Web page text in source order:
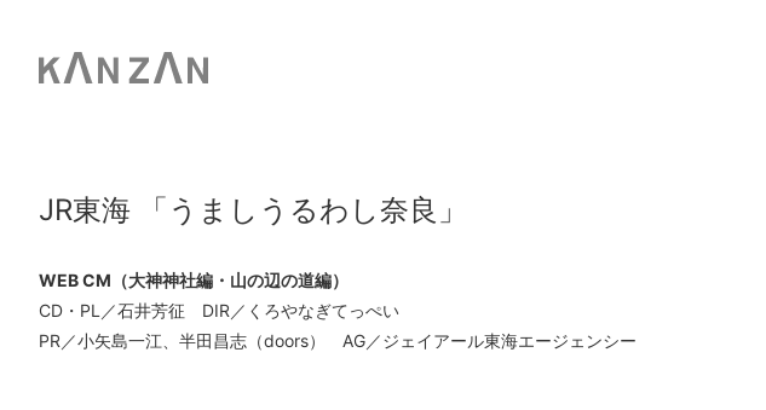
JR東海 「うましうるわし奈良」
WEB CM（大神神社編・山の辺の道編）
CD・PL／石井芳征 DIR／くろやなぎてっぺい
PR／小矢島一江、半田昌志（doors） AG／ジェイアール東海エージェンシー